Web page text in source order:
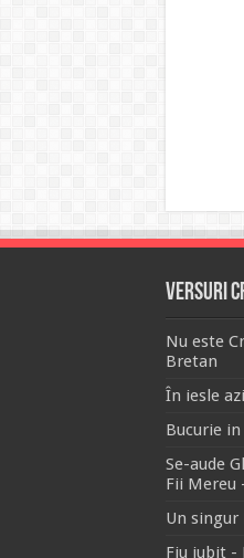
Versuri
Nu este
Bretan
În iesle
Bucurie
Se-aude
Fii Mereu
Un singur
Fiu iubit -